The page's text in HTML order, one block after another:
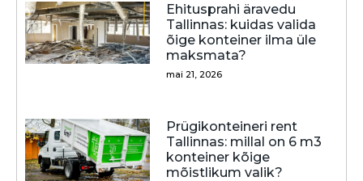
Ehitusprahi äravedu
Tallinnas: kuidas valida
õige konteiner ilma üle
maksmata?
mai 21, 2026
Prügikonteineri rent
Tallinnas: millal on 6 m3
konteiner kõige
mõistlikum valik?